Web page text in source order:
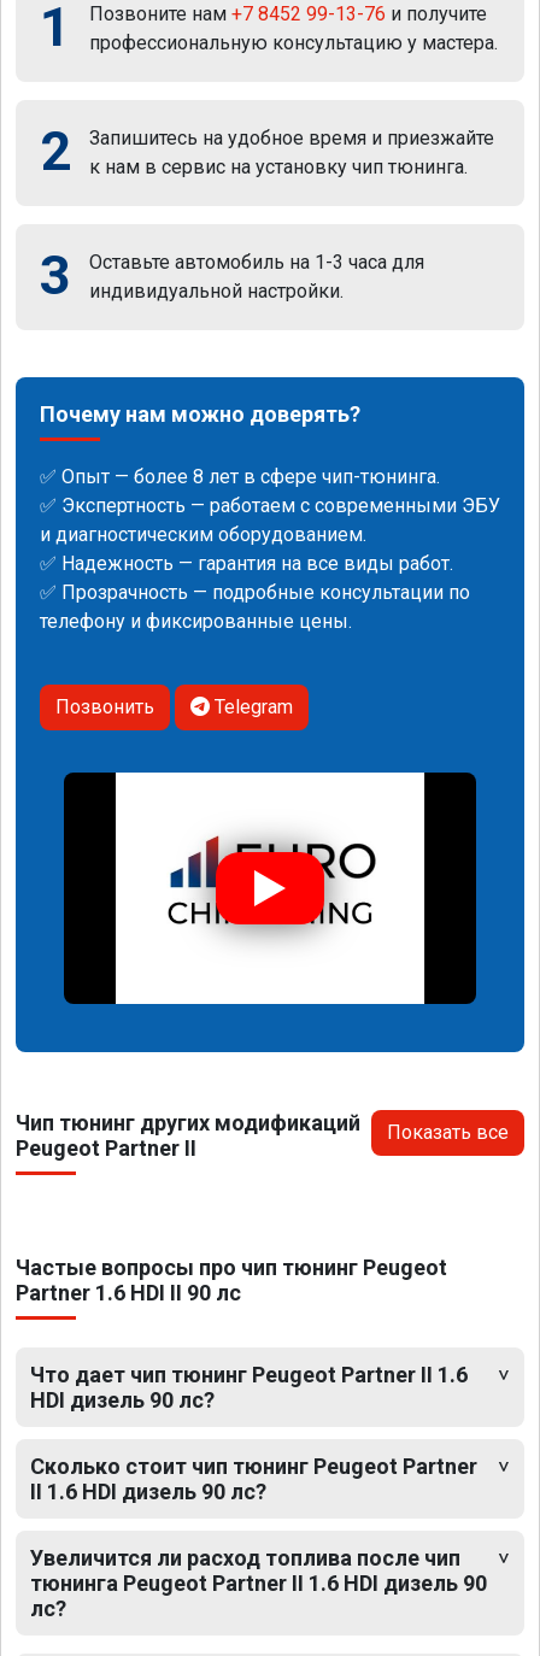
1 Позвоните нам +7 8452 99-13-76 и получите
профессиональную консультацию у мастера.
2
Запишитесь на удобное время и приезжайте
к нам в сервис на установку чип тюнинга.
3
Оставьте автомобиль на 1-3 часа для
индивидуальной настройки.
Почему нам можно доверять?
✅ Опыт — более 8 лет в сфере чип-тюнинга.
✅ Экспертность — работаем с современными ЭБУ
и диагностическим оборудованием.
✅ Надежность — гарантия на все виды работ.
✅ Прозрачность — подробные консультации по
телефону и фиксированные цены.
Позвонить Telegram
Чип тюнинг других модификаций
Peugeot Partner II
Показать все
Частые вопросы про чип тюнинг Peugeot
Partner 1.6 HDI II 90 лс
Что дает чип тюнинг Peugeot Partner II 1.6
HDI дизель 90 лс?
Сколько стоит чип тюнинг Peugeot Partner
II 1.6 HDI дизель 90 лс?
Увеличится ли расход топлива после чип
тюнинга Peugeot Partner II 1.6 HDI дизель 90
лс?